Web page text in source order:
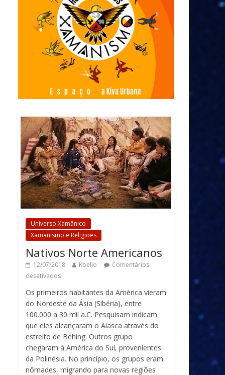
Universo Xamânico
Xamanismo e Religiões
Nativos Norte Americanos
12/07/2018 Kbello
Comentários
desativados
Os primeiros habitantes da América vieram
do Nordeste da Ásia (Sibéria), entre
100.000 a 30 mil a.C. Pesquisam indicam
que eles alcançaram o Alasca através do
estreito de Behing. Outros grupo
chegaram à América do Sul, provenientes
da Polinésia. No princípio, os grupos eram
nômades, migrando para novas regiões